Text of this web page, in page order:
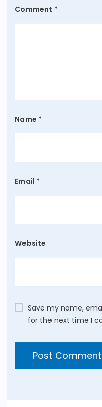
Comment *
Name *
Email *
Website
Save my name,
for the next time I